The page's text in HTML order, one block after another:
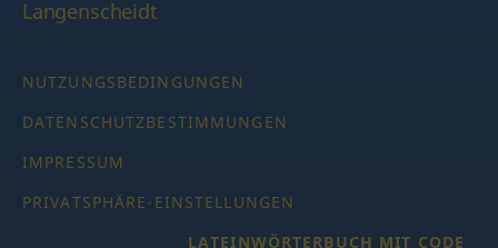
Langenscheidt
NUTZUNGSBEDINGUNGEN
DATENSCHUTZBESTIMMUNGEN
IMPRESSUM
PRIVATSPHÄRE-EINSTELLUNGEN
LATEINWÖRTERBUCH MIT CODE